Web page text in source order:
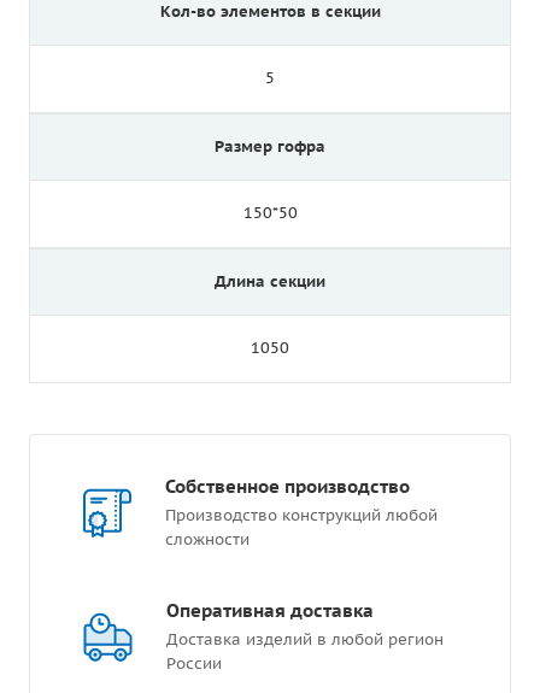
Кол-во элементов в секции
5
Размер гофра
150*50
Длина секции
1050
Собственное производство
Производство конструкций любой
сложности
Оперативная доставка
Доставка изделий в любой регион
России